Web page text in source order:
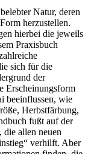
Natur, deren
herzustellen.
hierbei die jeweils
Praxisbuch
sich für die
der
Erscheinungsform
beeinflussen, wie
Herbstfärbung,
fußt auf der
die allen neuen
verhilft. Aber